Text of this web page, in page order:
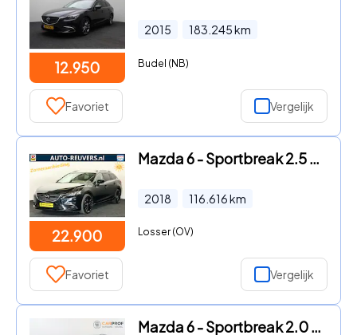
12.950
2015 183.245km
Budel (NB)
Favoriet Vergelijk
22.900
Mazda 6 - Sportbreak 2.5 SkyActiv-G 192 Kizoku Intense / Schuifdak / L
2018 116.616km
Losser (OV)
Favoriet Vergelijk
Mazda 6 - Sportbreak 2.0 SkyActiv-G 165 Centre-Line Trekhaak | 360 cam